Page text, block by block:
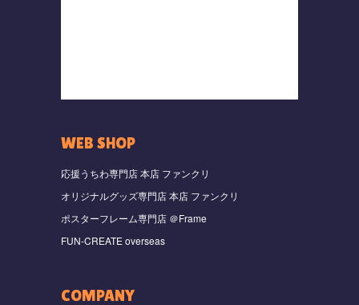
WEB SHOP
応援うちわ専門店 本店 ファンクリ
オリジナルグッズ専門店 本店 ファンクリ
ポスターフレーム専門店 ＠Frame
FUN-CREATE overseas
COMPANY